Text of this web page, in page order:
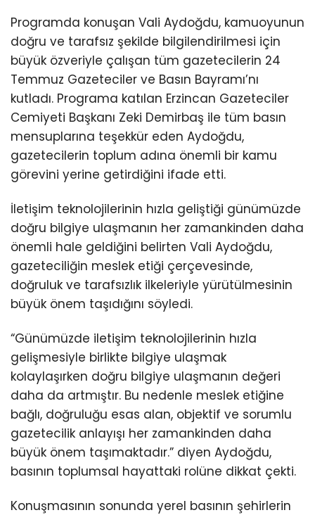
Programda konuşan Vali Aydoğdu, kamuoyunun
doğru ve tarafsız şekilde bilgilendirilmesi için
büyük özveriyle çalışan tüm gazetecilerin 24
Temmuz Gazeteciler ve Basın Bayramı’nı
kutladı. Programa katılan Erzincan Gazeteciler
Cemiyeti Başkanı Zeki Demirbaş ile tüm basın
mensuplarına teşekkür eden Aydoğdu,
gazetecilerin toplum adına önemli bir kamu
görevini yerine getirdiğini ifade etti.
İletişim teknolojilerinin hızla geliştiği günümüzde
doğru bilgiye ulaşmanın her zamankinden daha
önemli hale geldiğini belirten Vali Aydoğdu,
gazeteciliğin meslek etiği çerçevesinde,
doğruluk ve tarafsızlık ilkeleriyle yürütülmesinin
büyük önem taşıdığını söyledi.
“Günümüzde iletişim teknolojilerinin hızla
gelişmesiyle birlikte bilgiye ulaşmak
kolaylaşırken doğru bilgiye ulaşmanın değeri
daha da artmıştır. Bu nedenle meslek etiğine
bağlı, doğruluğu esas alan, objektif ve sorumlu
gazetecilik anlayışı her zamankinden daha
büyük önem taşımaktadır.” diyen Aydoğdu,
basının toplumsal hayattaki rolüne dikkat çekti.
Konuşmasının sonunda yerel basının şehirlerin